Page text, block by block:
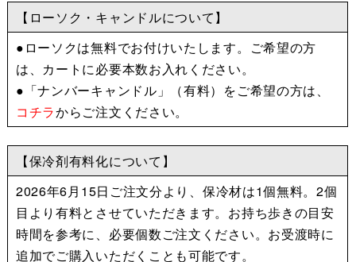
【ローソク・キャンドルについて】
●ローソクは無料でお付けいたします。
ご希望の方
は、カートに必要本数お入れください。
●「ナンバーキャンドル」（有料）をご希望の方は、
コチラからご注文ください。
【保冷剤有料化について】
2026年6月15日ご注文分より、保冷材は1個無料。2個
目より有料とさせていただきます。お持ち歩きの目安
時間を参考に、必要個数ご注文ください。お受渡時に
追加でご購入いただくことも可能です。